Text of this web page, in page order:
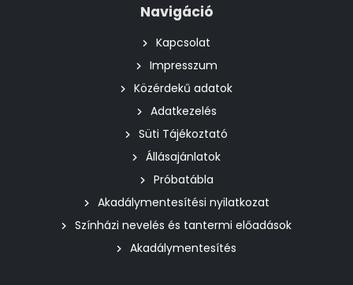
Navigáció
Kapcsolat
Impresszum
Közérdekű adatok
Adatkezelés
Süti Tájékoztató
Állásajánlatok
Próbatábla
Akadálymentesítési nyilatkozat
Színházi nevelés és tantermi előadások
Akadálymentesítés